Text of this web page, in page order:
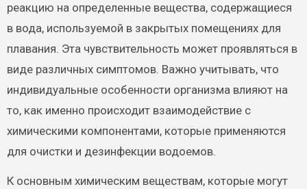
реакцию на определенные вещества, содержащиеся
в вода, используемой в закрытых помещениях для
плавания. Эта чувствительность может проявляться в
виде различных симптомов. Важно учитывать, что
индивидуальные особенности организма влияют на
то, как именно происходит взаимодействие с
химическими компонентами, которые применяются
для очистки и дезинфекции водоемов.
К основным химическим веществам, которые могут